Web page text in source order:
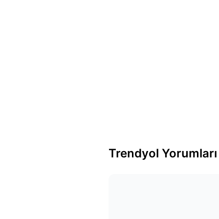
Trendyol Yorumları